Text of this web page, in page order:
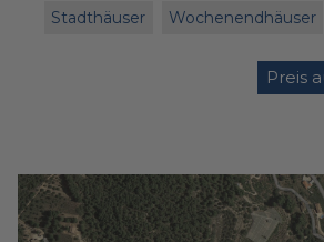
Stadthäuser Wochenendhäuser
Preis